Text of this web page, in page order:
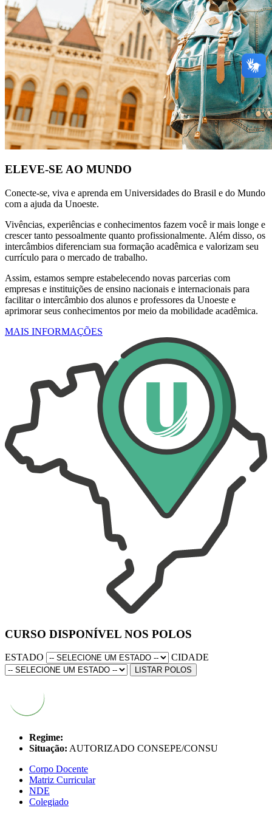
ELEVE-SE AO MUNDO
Conecte-se, viva e aprenda em Universidades do Brasil e do Mundo
com a ajuda da Unoeste.
Vivências, experiências e conhecimentos fazem você ir mais longe e
crescer tanto pessoalmente quanto profissionalmente. Além disso, os
intercâmbios diferenciam sua formação acadêmica e valorizam seu
currículo para o mercado de trabalho.
Assim, estamos sempre estabelecendo novas parcerias com
empresas e instituições de ensino nacionais e internacionais para
facilitar o intercâmbio dos alunos e professores da Unoeste e
aprimorar seus conhecimentos por meio da mobilidade acadêmica.
MAIS INFORMAÇÕES
CURSO DISPONÍVEL NOS POLOS
ESTADO CIDADE
LISTAR POLOS
Regime:
Situação: AUTORIZADO CONSEPE/CONSU
Corpo Docente
Matriz Curricular
NDE
Colegiado